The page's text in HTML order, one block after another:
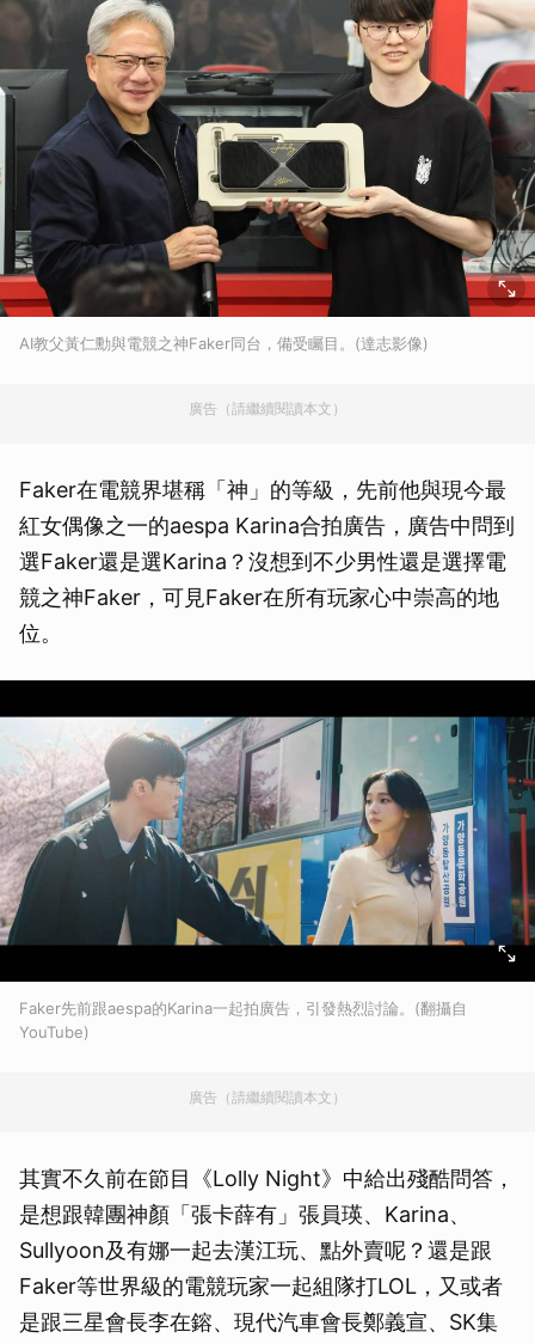
AI教父黃仁勳與電競之神Faker同台，備受矚目。(達志影像)
廣告（請繼續閱讀本文）
Faker在電競界堪稱「神」的等級，先前他與現今最
紅女偶像之一的aespa Karina合拍廣告，廣告中問到
選Faker還是選Karina？沒想到不少男性還是選擇電
競之神Faker，可見Faker在所有玩家心中崇高的地
位。
Faker先前跟aespa的Karina一起拍廣告，引發熱烈討論。(翻攝自
YouTube)
廣告（請繼續閱讀本文）
其實不久前在節目《Lolly Night》中給出殘酷問答，
是想跟韓團神顏「張卡薛有」張員瑛、Karina、
Sullyoon及有娜一起去漢江玩、點外賣呢？還是跟
Faker等世界級的電競玩家一起組隊打LOL，又或者
是跟三星會長李在鎔、現代汽車會長鄭義宣、SK集